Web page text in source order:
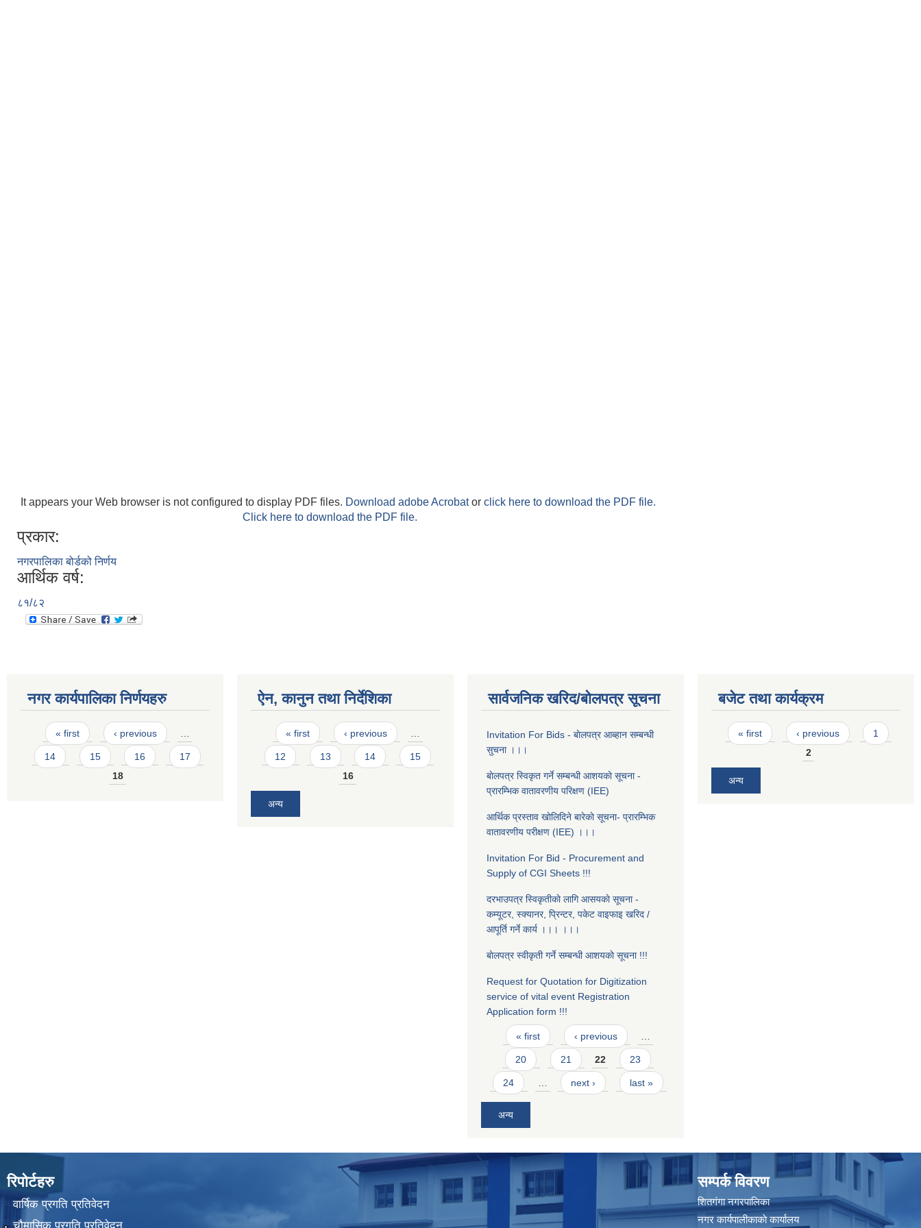
It appears your Web browser is not configured to display PDF files. Download adobe Acrobator click here to download the PDF file.
Click here to download the PDF file.
प्रकार:
नगरपालिका बोर्डको निर्णय
आर्थिक वर्ष:
८१/८२
नगर कार्यपालिका निर्णयहरु
Pages
« first ‹ previous
14 15 16
17
18
ऐन, कानुन तथा निर्देशिका
Pages
« first ‹ previous
12 13 14
15
16
अन्य
सार्वजनिक खरिद/बोलपत्र सूचना
Invitation For Bids - बाेलपत्र आब्हान सम्बन्धी
सुचना ।।।
बाेलपत्र स्विकृत गर्ने सम्बन्धी आशयकाे सूचना -
प्रारम्भिक वातावरणीय परिक्षण (IEE)
आर्थिक प्रस्ताव खाेलिदिने बारेकाे सूचना- प्रारम्भिक
वातावरणीय परीक्षण (IEE) ।।।
Invitation For Bid - Procurement and
Supply of CGI Sheets !!!
दरभाउपत्र स्विकृतीकाे लागि आसयकाे सूचना -
कम्यूटर, स्क्यानर, प्रिन्टर, पकेट वाइफाइ खरिद /
आपूर्ति गर्ने कार्य ।।। ।।।
बाेलपत्र स्वीकृती गर्ने सम्बन्धी आशयकाे सूचना !!!
Request for Quotation for Digitization
service of vital event Registration
Application form !!!
Pages
« first ‹ previous
20 21 22 23
24 next › last »
अन्य
बजेट तथा कार्यक्रम
Pages
« first ‹ previous
1
2
अन्य
रिपोर्टहरु
वार्षिक प्रगति प्रतिवेदन
सम्पर्क विवरण
शितगंगा नगरपालिका
नगर कार्यपालीकाकाे कार्यालय